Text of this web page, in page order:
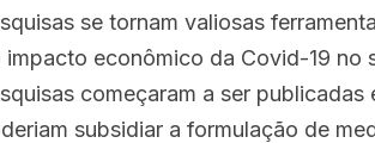
se tornam valiosas
impacto econômico da Covid-19 no
começaram a ser
subsidiar a formulação de